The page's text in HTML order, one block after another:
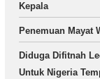
Kepala
Penemuan Mayat
Diduga Difitnah
Untuk Nigeria